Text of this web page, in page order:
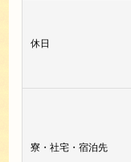
休日
寮・社宅・宿泊先